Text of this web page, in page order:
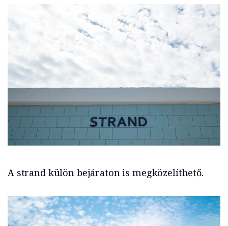
A strand külön bejáraton is megközelíthető.